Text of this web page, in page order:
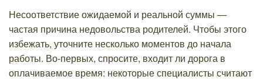
Несоответствие ожидаемой и реальной суммы —
частая причина недовольства родителей. Чтобы этого
избежать, уточните несколько моментов до начала
работы. Во-первых, спросите, входит ли дорога в
оплачиваемое время: некоторые специалисты считают